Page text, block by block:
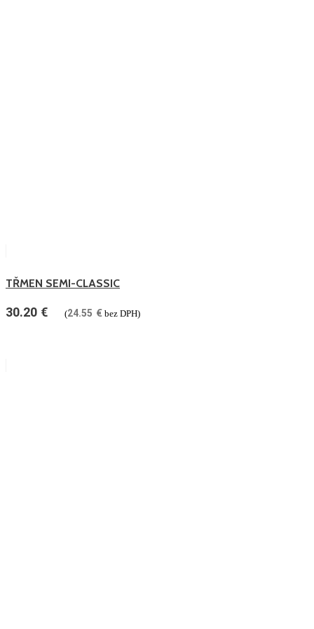
TŘMEN SEMI-CLASSIC
30.20 € (24.55 € bez DPH)